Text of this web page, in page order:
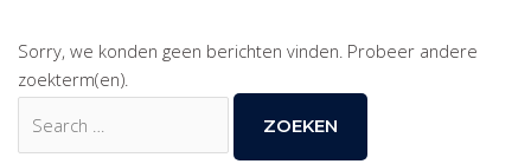
Sorry, we konden geen berichten vinden. Probeer andere
zoekterm(en).
Zoek
naar: